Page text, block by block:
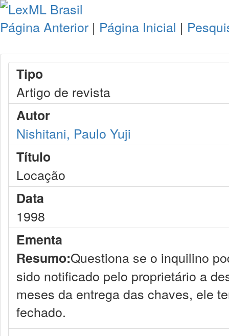
Página Anterior | Página Inicial |
Tipo
Artigo de revista
Autor
Nishitani, Paulo Yuji
Título
Locação
Data
1998
Ementa
Resumo:Questiona se o inquilino
sido notificado pelo proprietário a
meses da entrega das chaves, ele
fechado.